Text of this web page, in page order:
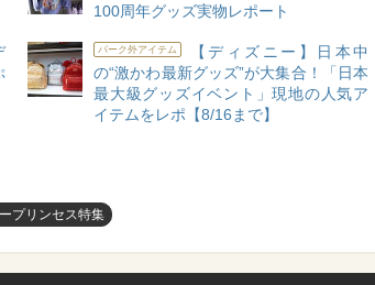
100周年グッズ実物レポート
パーク外アイテム
【ディズニー】日本中
の“激かわ最新グッズ”が大集合！「日本
最大級グッズイベント」現地の人気ア
イテムをレポ【8/16まで】
プリンセス特集